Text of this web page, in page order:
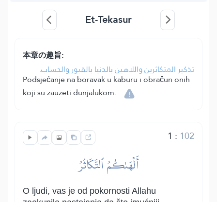
Et-Tekasur
本章の趣旨:
تذكير المتكاثرين واللاهين بالدنيا بالقبور والحساب.
Podsjećanje na boravak u kaburu i obračun onih
koji su zauzeti dunjalukom.
1 : 102
أَلۡهَىٰكُمُ ٱلتَّكَاثُرُ
O ljudi, vas je od pokornosti Allahu